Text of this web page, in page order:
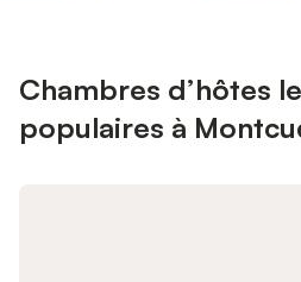
Chambres d’hôtes
populaires à